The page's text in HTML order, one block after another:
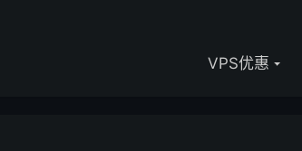
VPS优惠